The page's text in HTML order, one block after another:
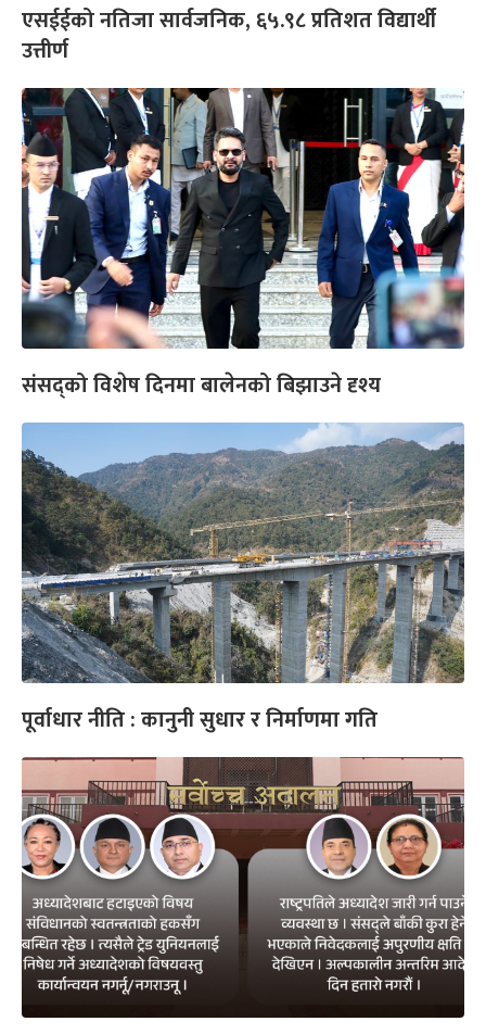
एसईईको नतिजा सार्वजनिक, ६५.९८ प्रतिशत विद्यार्थी
उत्तीर्ण
संसद्को विशेष दिनमा बालेनको बिझाउने दृश्य
पूर्वाधार नीति : कानुनी सुधार र निर्माणमा गति